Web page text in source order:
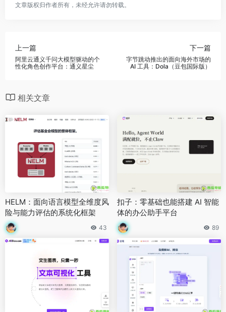
文章版权归作者所有，未经允许请勿转载。
上一篇
阿里云通义千问大模型驱动的个
性化角色创作平台：通义星尘
下一篇
字节跳动推出的面向海外市场的
AI 工具：Dola（豆包国际版）
相关文章
HELM：面向语言模型全维度风
险与能力评估的系统化框架
43
扣子：零基础也能搭建 AI 智能
体的办公助手平台
89